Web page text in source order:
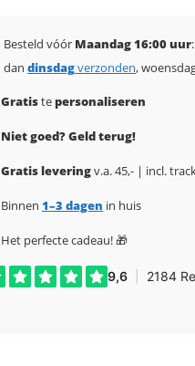
Besteld vóór Maandag 16:00 uur:
dan dinsdagverzonden,
Gratistepersonaliseren
Niet goed? Geld terug!
Gratis leveringv.a. 45,- | incl.
Binnen 1–3 dagen in huis
Het perfecte cadeau! 🎁